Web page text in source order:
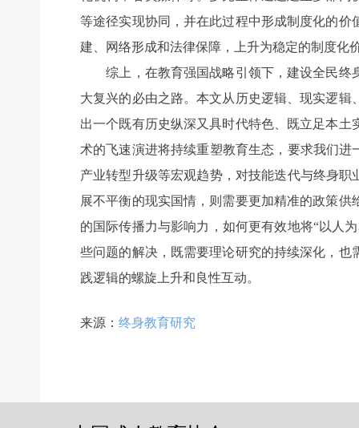
前一个： 无
等途径实现协同，并在此过程中形成制度化的
建、网络形成和法律保障，上升为稳定的制度化
综上，在教育强国战略引领下，建设全民终
大复兴的必由之路。本文从历史逻辑、现实逻
出一个既有历史纵深又具时代特色、既立足本
术的飞速演进将持续重塑教育生态，要求我们
产业转型升级等宏观趋势，对技能迭代与终身
展不平衡的现实国情，则需要更加精准的政策
的国际传播力与影响力，如何更有效地将“以人
些问题的解决，既需要理论研究的持续深化，
践逻辑的螺旋上升和良性互动。
来源： 终身教育研究